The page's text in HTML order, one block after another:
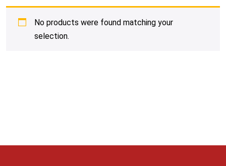
No products were found matching your
selection.